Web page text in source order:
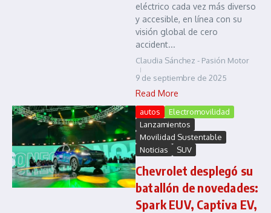
eléctrico cada vez más diverso
y accesible, en línea con su
visión global de cero
accident...
Claudia Sánchez - Pasión Motor
9 de septiembre de 2025
Read More
autos
Electromovilidad
Lanzamientos
Movilidad Sustentable
Noticias
SUV
Chevrolet desplegó su
batallón de novedades:
Spark EUV, Captiva EV,